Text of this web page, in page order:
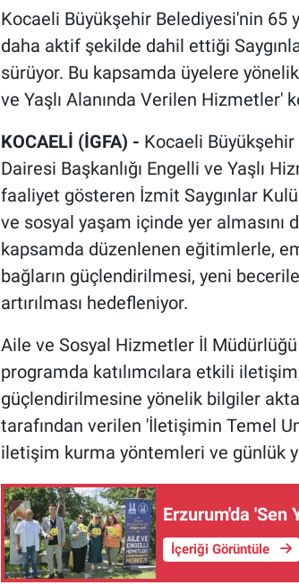
Kocaeli Büyükşehir Belediyesi'nin 65
daha aktif şekilde dahil ettiği
sürüyor. Bu kapsamda üyelere
ve Yaşlı Alanında Verilen
KOCAELİ (İGFA) - Kocaeli
Dairesi Başkanlığı Engelli ve Yaşlı
faaliyet gösteren İzmit Saygınlar
ve sosyal yaşam içinde yer almasını
kapsamda düzenlenen eğitimlerle,
bağların güçlendirilmesi, yeni
artırılması hedefleniyor.
Aile ve Sosyal Hizmetler İl
programda katılımcılara etkili
güçlendirilmesine yönelik bilgiler
tarafından verilen 'İletişimin Temel
iletişim kurma yöntemleri ve günlük
Erzurum'da 'Sen
İçeriği Görüntüle